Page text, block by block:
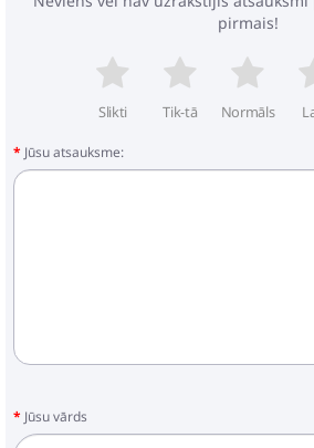
pirmais!
Slikti Tik-tā Normāls
Jūsu atsauksme:
Jūsu vārds